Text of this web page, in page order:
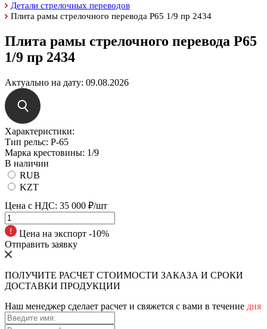
Детали стрелочных переводов
Плита рамы стрелочного перевода Р65 1/9 пр 2434
Плита рамы стрелочного перевода Р65
1/9 пр 2434
Актуально на дату: 09.08.2026
Характеристики:
Tип peльc: Р-65
Mapкa кpecтoвины: 1/9
В наличии
RUB
KZT
Цена с НДС: 35 000 ₽/шт
Цена на экспорт -10%
Отправить заявку
ПОЛУЧИТЕ РАСЧЕТ СТОИМОСТИ ЗАКАЗА И СРОКИ
ДОСТАВКИ ПРОДУКЦИИ
Наш менеджер сделает расчет и свяжется с вами в течение дня